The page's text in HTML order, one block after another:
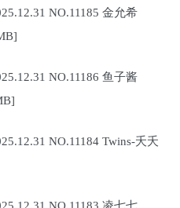
NO.11185 金允希
NO.11186 鱼子酱
NO.11184 Twins-夭夭
NO.11183 凌七七